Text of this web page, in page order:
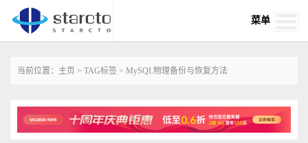
菜单
当前位置： 主页 > TAG标签 > MySQL物理备份与恢复方法